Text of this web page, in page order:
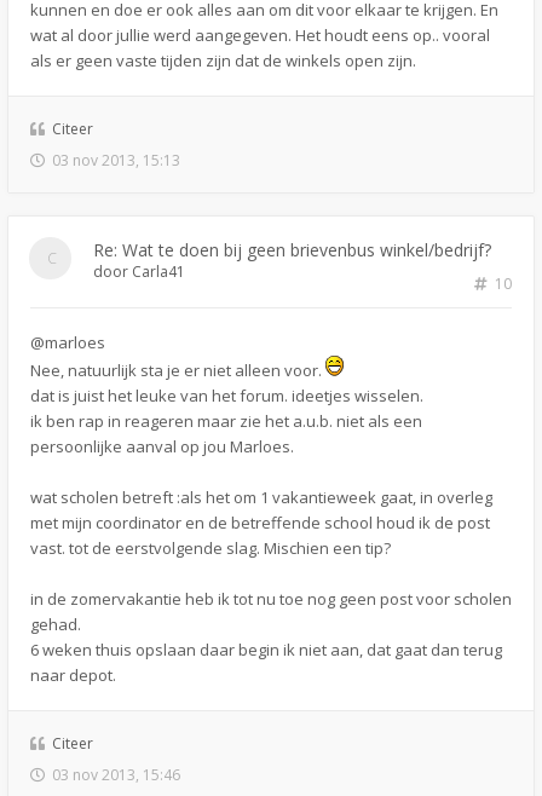
kunnen en doe er ook alles aan om dit voor elkaar te krijgen. En
wat al door jullie werd aangegeven. Het houdt eens op.. vooral
als er geen vaste tijden zijn dat de winkels open zijn.
Citeer
03 nov 2013, 15:13
Re: Wat te doen bij geen brievenbus winkel/bedrijf?
10
door Carla41
@marloes
Nee, natuurlijk sta je er niet alleen voor.
dat is juist het leuke van het forum. ideetjes wisselen.
ik ben rap in reageren maar zie het a.u.b. niet als een
persoonlijke aanval op jou Marloes.
wat scholen betreft :als het om 1 vakantieweek gaat, in overleg
met mijn coordinator en de betreffende school houd ik de post
vast. tot de eerstvolgende slag. Mischien een tip?
in de zomervakantie heb ik tot nu toe nog geen post voor scholen
gehad.
6 weken thuis opslaan daar begin ik niet aan, dat gaat dan terug
naar depot.
Citeer
03 nov 2013, 15:46